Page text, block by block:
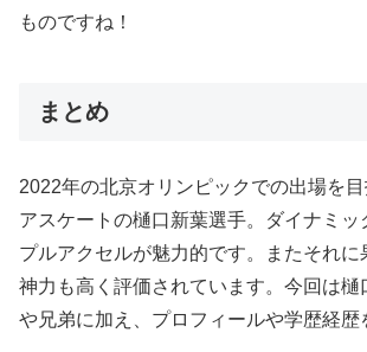
ものですね！
まとめ
2022年の北京オリンピックでの出場を目
アスケートの樋口新葉選手。ダイナミッ
プルアクセルが魅力的です。またそれに
神力も高く評価されています。今回は樋
や兄弟に加え、プロフィールや学歴経歴